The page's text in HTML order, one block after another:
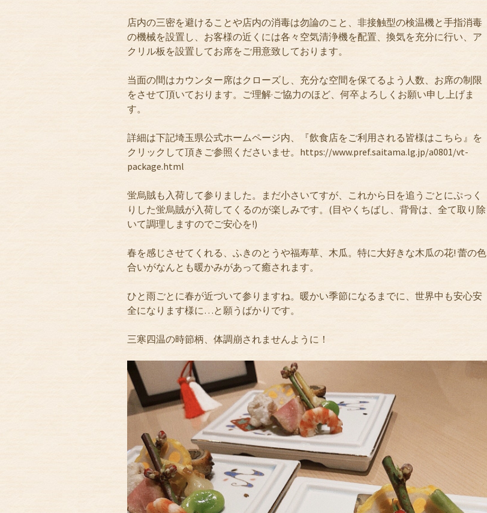
店内の三密を避けることや店内の消毒は勿論のこと、非接触型の検温機と手指消毒
の機械を設置し、お客様の近くには各々空気清浄機を配置、換気を充分に行い、ア
クリル板を設置してお席をご用意致しております。
当面の間はカウンター席はクローズし、充分な空間を保てるよう人数、お席の制限
をさせて頂いております。ご理解·ご協力のほど、何卒よろしくお願い申し上げま
す。
詳細は下記埼玉県公式ホームページ内、『飲食店をご利用される皆様はこちら』を
クリックして頂きご参照くださいませ。https://www.pref.saitama.lg.jp/a0801/vt-
package.html
蛍烏賊も入荷して参りました。まだ小さいてすが、これから日を追うごとにぷっく
りした蛍烏賊が入荷してくるのが楽しみです。(目やくちばし、背骨は、全て取り除
いて調理しますのでご安心を!)
春を感じさせてくれる、ふきのとうや福寿草、木瓜。特に大好きな木瓜の花! 蕾の色
合いがなんとも暖かみがあって癒されます。
ひと雨ごとに春が近づいて参りますね。暖かい季節になるまでに、世界中も安心安
全になります様に…と願うばかりです。
三寒四温の時節柄、体調崩されませんように！